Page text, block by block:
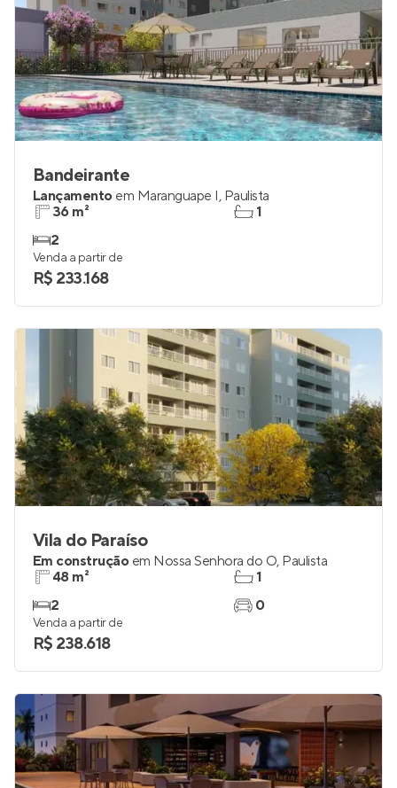
Bandeirante
Lançamento em Maranguape I, Paulista
36 m²
2
1
Venda a partir de
R$ 233.168
Vila do Paraíso
Em construção em Nossa Senhora do Ó, Paulista
48 m²
2
1
0
Venda a partir de
R$ 238.618